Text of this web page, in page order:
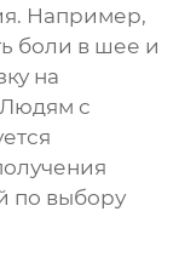
Например,
боли в шее и
на
Людям с
по выбору